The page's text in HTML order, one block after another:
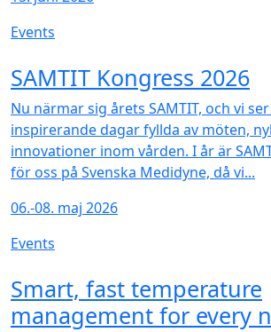
Events
SAMTIT Kongress 2026
Nu närmar sig årets SAMTIT, och vi
inspirerande dagar fyllda av möten,
innovationer inom vården. I år är
för oss på Svenska Medidyne, då vi...
06.-08. maj 2026
Events
Smart, fast temperature
management for every